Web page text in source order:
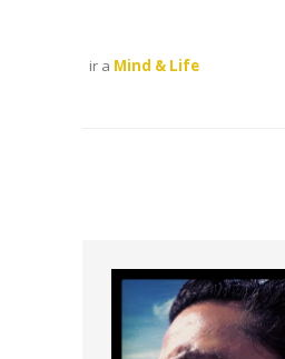
ir a Mind & Life